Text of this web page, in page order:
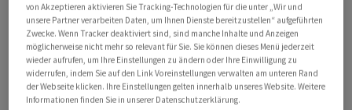
Bei der Anlagegruppe SFP AST Global Core Property sei
das Jahr 2025 von einer Normalisierung der
internationalen Immobilienmärkte geprägt gewesen.
Hohe Währungsabsicherungskosten sowie vereinzelte
negative Bewertungseffekte hätten indes belastet.
von Akzeptieren aktivieren Sie Tracking-Technologien für die unter „Wir und
unsere Partner verarbeiten Daten, um Ihnen Dienste bereitzustellen“ aufgeführten
Zwecke. Wenn Tracker deaktiviert sind, sind manche Inhalte und Anzeigen
möglicherweise nicht mehr so relevant für Sie. Sie können dieses Menü jederzeit
wieder aufrufen, um Ihre Einstellungen zu ändern oder Ihre Einwilligung zu
widerrufen, indem Sie auf den Link Voreinstellungen verwalten am unteren Rand
der Webseite klicken. Ihre Einstellungen gelten innerhalb unseres Website. Weitere
Informationen finden Sie in unserer Datenschutzerklärung.